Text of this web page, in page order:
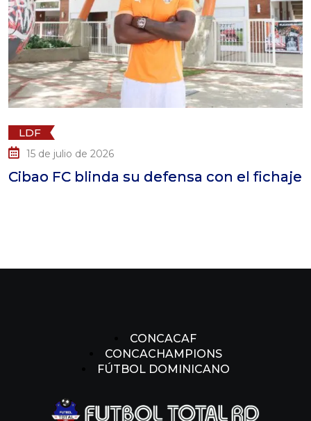
de 2026
blinda su defensa con el fichaje
Cibao
CONCACAF
CONCACHAMPIONS
FÚTBOL DOMINICANO